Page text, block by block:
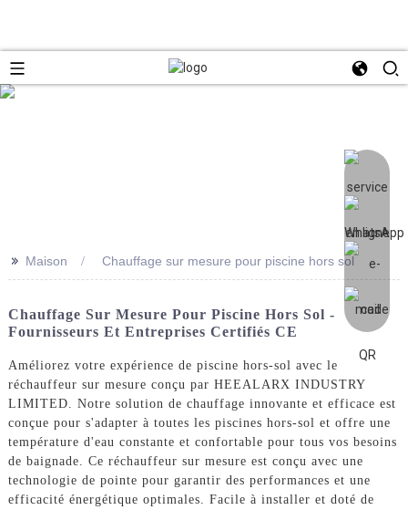
>> Maison Chauffage sur mesure pour piscine hors sol
Chauffage Sur Mesure Pour Piscine Hors Sol -
Fournisseurs Et Entreprises Certifiés CE
Améliorez votre expérience de piscine hors-sol avec le
réchauffeur sur mesure conçu par HEEALARX INDUSTRY
LIMITED. Notre solution de chauffage innovante et efficace est
conçue pour s'adapter à toutes les piscines hors-sol et offre une
température d'eau constante et confortable pour tous vos besoins
de baignade. Ce réchauffeur sur mesure est conçu avec une
technologie de pointe pour garantir des performances et une
efficacité énergétique optimales. Facile à installer et doté de